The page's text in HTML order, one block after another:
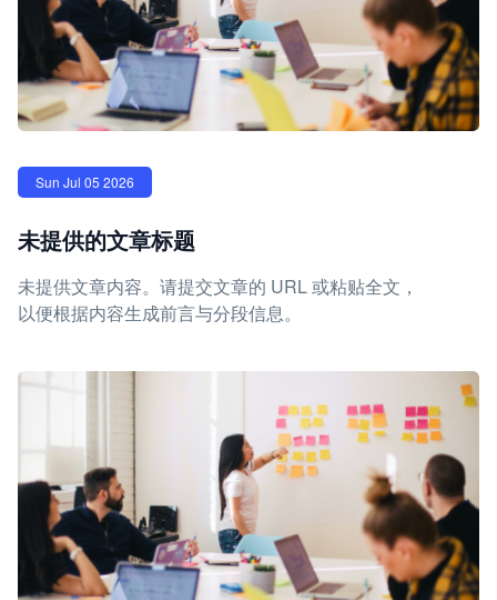
Sun Jul 05 2026
未提供的文章标题
未提供文章内容。请提交文章的 URL 或粘贴全文，
以便根据内容生成前言与分段信息。